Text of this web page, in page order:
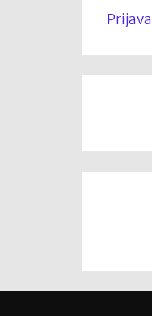
Prijava